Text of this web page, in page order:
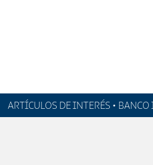
ARTÍCULOS DE INTERÉS •